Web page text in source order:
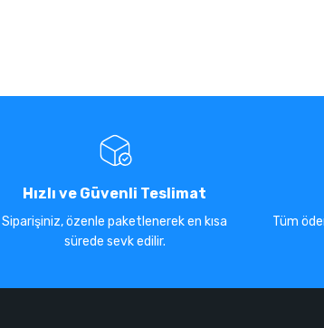
Hızlı ve Güvenli Teslimat
Siparişiniz, özenle paketlenerek en kısa
sürede sevk edilir.
Tüm